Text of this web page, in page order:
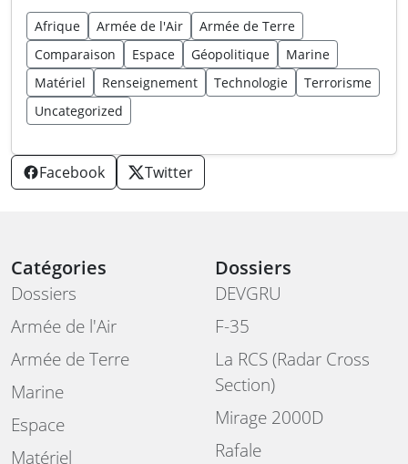
Afrique Armée de l'Air
Armée de Terre
Comparaison
Espace Géopolitique
Marine
Matériel
Renseignement Technologie
Terrorisme
Uncategorized
Facebook Twitter
Catégories
Dossiers
Armée de l'Air
Armée de Terre
Marine
Espace
Matériel
Dossiers
DEVGRU
F-35
La RCS (Radar Cross
Section)
Mirage 2000D
Rafale